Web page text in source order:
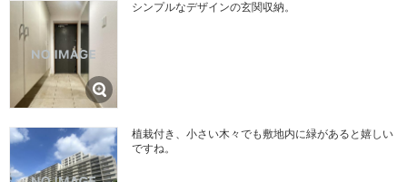
シンプルなデザインの玄関収納。
植栽付き、小さい木々でも敷地内に緑があると嬉しい
ですね。